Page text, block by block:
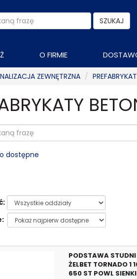
SZUKAJ
O FIRMIE
ZEWNĘTRZNA
dostępne
PODSTAWA STUDNI
ŻELBET TORNADO 1
650 ST POWL